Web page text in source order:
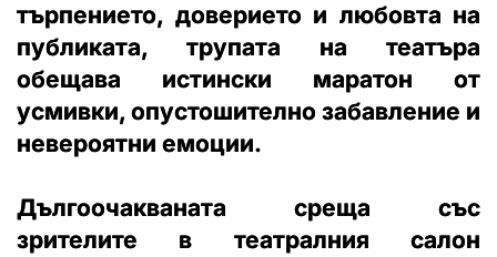
търпението, доверието и любовта на
публиката, трупата на театъра
обещава истински маратон от
усмивки, опустошително забавление и
невероятни емоции.
Дългоочакваната среща със
зрителите в театралния салон